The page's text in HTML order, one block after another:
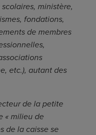
ministère,
fondations,
de membres
etc.), autant des
de la petite
« milieu de
de la caisse se